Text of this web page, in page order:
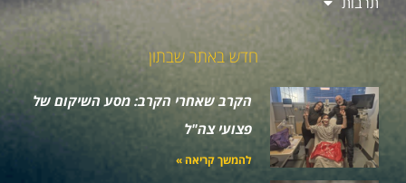
חדש באתר שבתון
הקרב שאחרי הקרב: מסע השיקום של
פצועי צה"ל
להמשך קריאה »